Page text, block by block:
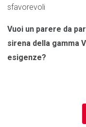
sfavorevoli
Vuoi un parere da
sirena della gamma
esigenze?